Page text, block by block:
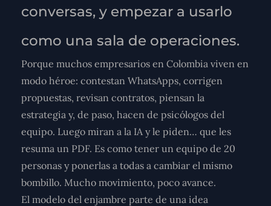
conversas, y empezar a usarlo
como una sala de operaciones.
Porque muchos empresarios en Colombia viven en
modo héroe: contestan WhatsApps, corrigen
propuestas, revisan contratos, piensan la
estrategia y, de paso, hacen de psicólogos del
equipo. Luego miran a la IA y le piden… que les
resuma un PDF. Es como tener un equipo de 20
personas y ponerlas a todas a cambiar el mismo
bombillo. Mucho movimiento, poco avance.
El modelo del enjambre parte de una idea